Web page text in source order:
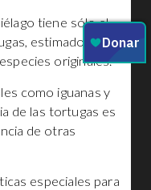
tiene sólo el
estimado en
originales.
como iguanas y
de las tortugas es
de otras
especiales para